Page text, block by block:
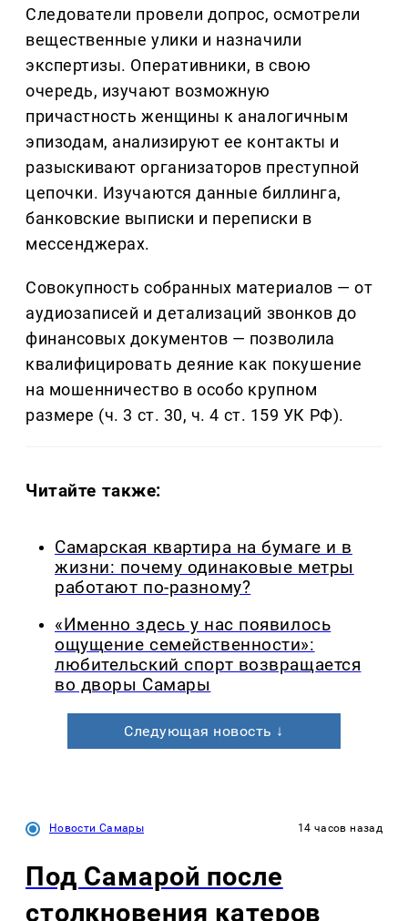
Следователи провели допрос, осмотрели
вещественные улики и назначили
экспертизы. Оперативники, в свою
очередь, изучают возможную
причастность женщины к аналогичным
эпизодам, анализируют ее контакты и
разыскивают организаторов преступной
цепочки. Изучаются данные биллинга,
банковские выписки и переписки в
мессенджерах.
Совокупность собранных материалов — от
аудиозаписей и детализаций звонков до
финансовых документов — позволила
квалифицировать деяние как покушение
на мошенничество в особо крупном
размере (ч. 3 ст. 30, ч. 4 ст. 159 УК РФ).
Читайте также:
Самарская квартира на бумаге и в
жизни: почему одинаковые метры
работают по-разному?
«Именно здесь у нас появилось
ощущение семейственности»:
любительский спорт возвращается
во дворы Самары
Следующая новость ↓
Новости Самары 14 часов назад
Под Самарой после
столкновения катеров